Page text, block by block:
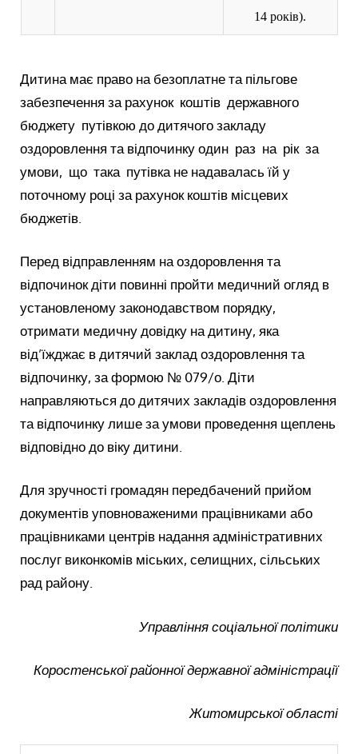
14 років).
Дитина має право на безоплатне та пільгове
забезпечення за рахунок коштів державного
бюджету путівкою до дитячого закладу
оздоровлення та відпочинку один раз на рік за
умови, що така путівка не надавалась їй у
поточному році за рахунок коштів місцевих
бюджетів.
Перед відправленням на оздоровлення та
відпочинок діти повинні пройти медичний огляд в
установленому законодавством порядку,
отримати медичну довідку на дитину, яка
від’їжджає в дитячий заклад оздоровлення та
відпочинку, за формою № 079/о. Діти
направляються до дитячих закладів оздоровлення
та відпочинку лише за умови проведення щеплень
відповідно до віку дитини.
Для зручності громадян передбачений прийом
документів уповноваженими працівниками або
працівниками центрів надання адміністративних
послуг виконкомів міських, селищних, сільських
рад району.
Управління соціальної політики
Коростенської районної державної адміністрації
Житомирської області